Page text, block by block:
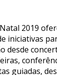
2019
iniciativas
desde
guiadas,